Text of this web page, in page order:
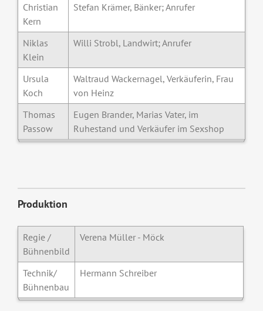
Christian
Kern
Stefan Krämer, Bänker; Anrufer
Niklas
Klein
Willi Strobl, Landwirt; Anrufer
Ursula
Koch
Waltraud Wackernagel, Verkäuferin, Frau
von Heinz
Thomas
Passow
Eugen Brander, Marias Vater, im
Ruhestand und Verkäufer im Sexshop
Produktion
Regie /
Bühnenbild
Verena Müller - Möck
Technik/
Bühnenbau
Hermann Schreiber